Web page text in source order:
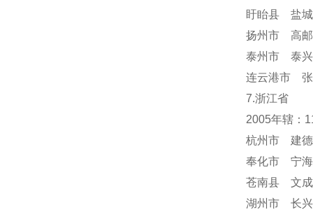
盱眙县 盐
扬州市 高
泰州市 泰
连云港市 张
7.浙江省
2005年辖：
杭州市 建
奉化市 宁
苍南县 文
湖州市 长